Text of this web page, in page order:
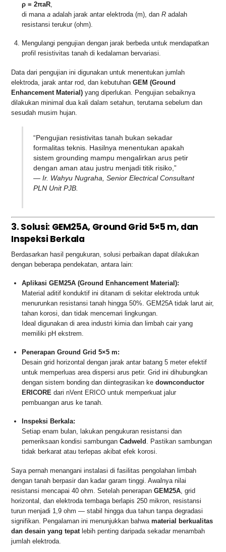
ρ = 2πaR,
di manaa adalah jarak antar elektroda (m), danR adalah
resistansi terukur (ohm).
Mengulangi pengujian dengan jarak berbeda untuk mendapatkan
profil resistivitas tanah di kedalaman bervariasi.
Data dari pengujian ini digunakan untuk menentukan jumlah
elektroda, jarak antar rod, dan kebutuhanGEM (Ground
Enhancement Material) yang diperlukan. Pengujian sebaiknya
dilakukan minimal dua kali dalam setahun, terutama sebelum dan
sesudah musim hujan.
“Pengujian resistivitas tanah bukan sekadar
formalitas teknis. Hasilnya menentukan apakah
sistem grounding mampu mengalirkan arus petir
dengan aman atau justru menjadi titik risiko,”
— Ir. Wahyu Nugraha, Senior Electrical Consultant
PLN Unit PJB.
3. Solusi: GEM25A, Ground Grid 5×5 m, dan
Inspeksi Berkala
Berdasarkan hasil pengukuran, solusi perbaikan dapat dilakukan
dengan beberapa pendekatan, antara lain:
Aplikasi GEM25A (Ground Enhancement Material):
Material aditif konduktif ini ditanam di sekitar elektroda untuk
menurunkan resistansi tanah hingga 50%. GEM25A tidak larut air,
tahan korosi, dan tidak mencemari lingkungan.
Ideal digunakan di area industri kimia dan limbah cair yang
memiliki pH ekstrem.
Penerapan Ground Grid 5×5 m:
Desain grid horizontal dengan jarak antar batang 5 meter efektif
untuk memperluas area dispersi arus petir. Grid ini dihubungkan
dengan sistem bonding dan diintegrasikan kedownconductor
ERICORE dari nVent ERICO untuk memperkuat jalur
pembuangan arus ke tanah.
Inspeksi Berkala:
Setiap enam bulan, lakukan pengukuran resistansi dan
pemeriksaan kondisi sambunganCadweld
. Pastikan sambungan
tidak berkarat atau terlepas akibat efek korosi.
Saya pernah menangani instalasi di fasilitas pengolahan limbah
dengan tanah berpasir dan kadar garam tinggi. Awalnya nilai
resistansi mencapai 40 ohm. Setelah penerapanGEM25A, grid
horizontal, dan elektroda tembaga berlapis 250 mikron, resistansi
turun menjadi 1,9 ohm — stabil hingga dua tahun tanpa degradasi
signifikan. Pengalaman ini menunjukkan bahwamaterial berkualitas
dan desain yang tepatlebih penting daripada sekadar menambah
jumlah elektroda.